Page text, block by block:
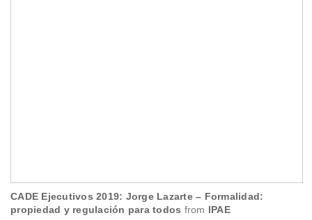
CADE Ejecutivos 2019: Jorge Lazarte – Formalidad:
propiedad y regulación para todos from IPAE